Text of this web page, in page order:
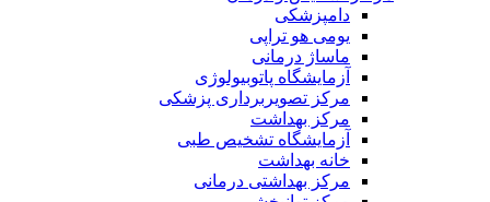
دامپزشکی
یومی هو تراپی
ماساژ درمانی
آزمایشگاه پاتوبیولوژی
مرکز تصویربرداری پزشکی
مرکز بهداشت
آزمایشگاه تشخیص طبی
خانه بهداشت
مرکز بهداشتی درمانی